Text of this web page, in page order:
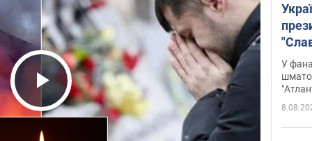
Play Video
У